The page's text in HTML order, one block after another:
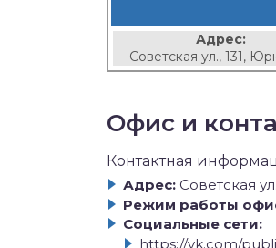
Адрес:
Советская ул., 131,
Офис и
Контактная
Адрес: Советская
Режим работы
Социальные сети:
https://vk.com/